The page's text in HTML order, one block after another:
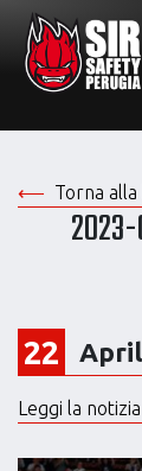
Torna alla
22
Leggi la notizia